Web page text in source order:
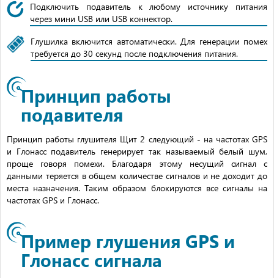
Подключить подавитель к любому источнику питания
через мини USB или USB коннектор.
Глушилка включится автоматически. Для генерации помех
требуется до 30 секунд после подключения питания.
Принцип работы
подавителя
Принцип работы глушителя Щит 2 следующий - на частотах GPS
и Глонасс подавитель генерирует так называемый белый шум,
проще говоря помехи. Благодаря этому несущий сигнал с
данными теряется в общем количестве сигналов и не доходит до
места назначения. Таким образом блокируются все сигналы на
частотах GPS и Глонасс.
Пример глушения GPS и
Глонасс сигнала